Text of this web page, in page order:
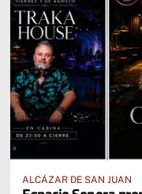
ALCÁZAR DE SAN JUAN